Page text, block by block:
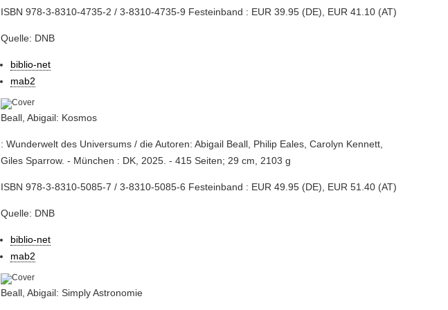
ISBN 978-3-8310-4735-2 / 3-8310-4735-9 Festeinband : EUR 39.95 (DE), EUR 41.10 (AT)
Quelle: DNB
biblio-net
mab2
Beall, Abigail: Kosmos
: Wunderwelt des Universums / die Autoren: Abigail Beall, Philip Eales, Carolyn Kennett,
Giles Sparrow. - München : DK, 2025. - 415 Seiten; 29 cm, 2103 g
ISBN 978-3-8310-5085-7 / 3-8310-5085-6 Festeinband : EUR 49.95 (DE), EUR 51.40 (AT)
Quelle: DNB
biblio-net
mab2
Beall, Abigail: Simply Astronomie